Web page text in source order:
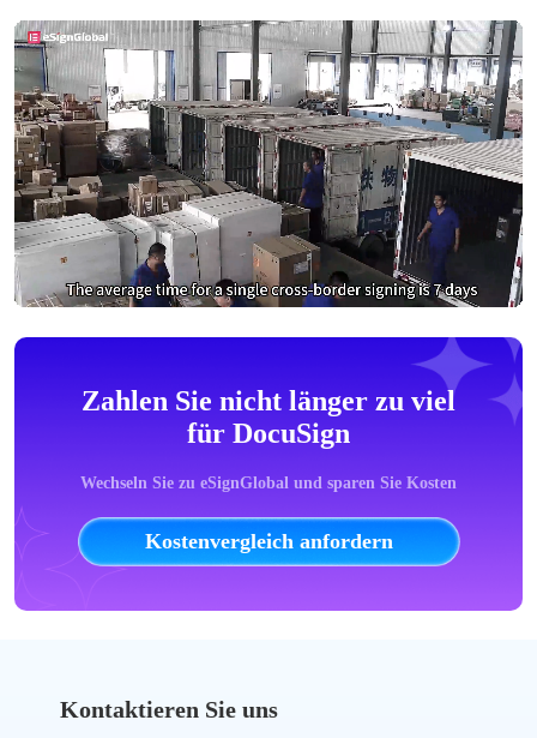
Zahlen Sie nicht länger zu viel
für DocuSign
Wechseln Sie zu eSignGlobal und sparen Sie Kosten
Kostenvergleich anfordern
Kontaktieren Sie uns